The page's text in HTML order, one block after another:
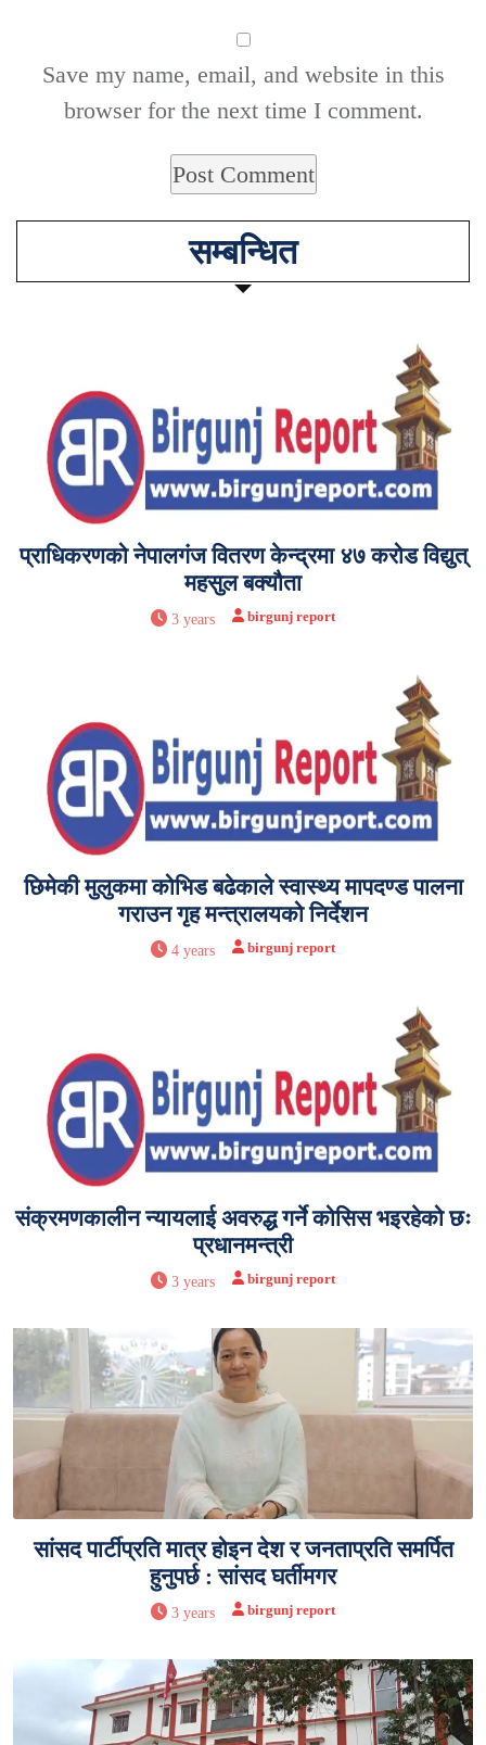
Save my name, email, and website in this
browser for the next time I comment.
सम्बन्धित
प्राधिकरणको नेपालगंज वितरण केन्द्रमा ४७ करोड विद्युत्
महसुल बक्यौता
3 years birgunj report
छिमेकी मुलुकमा कोभिड बढेकाले स्वास्थ्य मापदण्ड पालना
गराउन गृह मन्त्रालयको निर्देशन
4 years birgunj report
संक्रमणकालीन न्यायलाई अवरुद्ध गर्ने कोसिस भइरहेको छः
प्रधानमन्त्री
3 years birgunj report
सांसद पार्टीप्रति मात्र होइन देश र जनताप्रति समर्पित
हुनुपर्छ : सांसद घर्तीमगर
3 years birgunj report